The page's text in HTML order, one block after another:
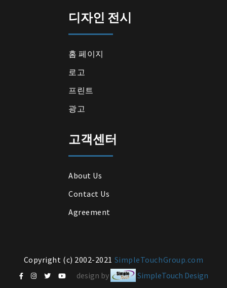
디자인 전시
홈 페이지
로고
프린트
광고
고객센터
About Us
Contact Us
Agreement
Copyright (c) 2002-2021 SimpleTouchGroup.com
design by
SimpleTouch Design